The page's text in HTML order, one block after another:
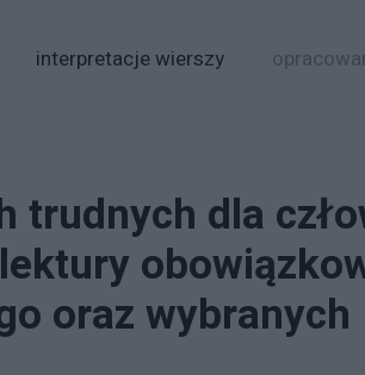
interpretacje wierszy
trudnych dla
oraz wybranych